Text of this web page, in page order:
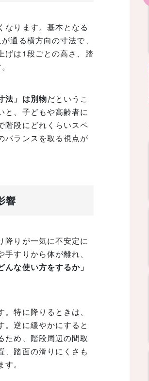
なります。基本となる
通る横方向の寸法で、
げは1段ごとの高さ、踏
法」は別物だというこ
と、子どもや高齢者に
階段にどれくらいスペ
バランスを取る視点が
響
降りが一気に不安定に
すりから体が離れ、
んな使い方をするか」
特に降りるときは、
。逆に緩やかにすると
ため、階段周辺の間取
、踏面の滑りにくさも
。